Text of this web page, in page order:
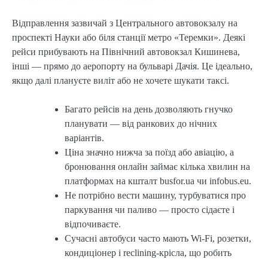
Відправлення зазвичай з Центрального автовокзалу на
проспекті Науки або біля станції метро «Теремки». Деякі
рейси прибувають на Північний автовокзал Кишинева,
інші — прямо до аеропорту на бульварі Дачія. Це ідеально,
якщо далі плануєте виліт або не хочете шукати таксі.
Багато рейсів на день дозволяють гнучко
планувати — від ранкових до нічних
варіантів.
Ціна значно нижча за поїзд або авіацію, а
бронювання онлайн займає кілька хвилин на
платформах на кшталт busfor.ua чи infobus.eu.
Не потрібно вести машину, турбуватися про
паркування чи паливо — просто сідаєте і
відпочиваєте.
Сучасні автобуси часто мають Wi-Fi, розетки,
кондиціонер і reclining-крісла, що робить